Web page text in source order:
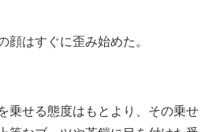
顔はすぐに歪み始めた。
乗せる態度はもとより、その乗せ